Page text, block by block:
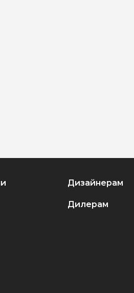
Дизайнерам
Дилерам